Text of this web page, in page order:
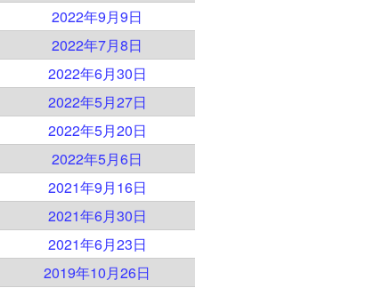
2022年9月9日
2022年7月8日
2022年6月30日
2022年5月27日
2022年5月20日
2022年5月6日
2021年9月16日
2021年6月30日
2021年6月23日
2019年10月26日